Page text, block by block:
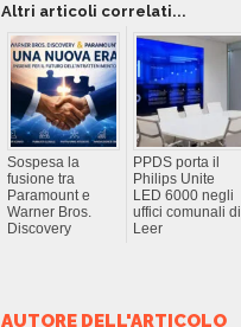
Altri articoli correlati...
Sospesa la
fusione tra
Paramount e
Warner Bros.
Discovery
PPDS porta il
Philips Unite
LED 6000 negli
uffici comunali di
Leer
AUTORE DELL'ARTICOLO